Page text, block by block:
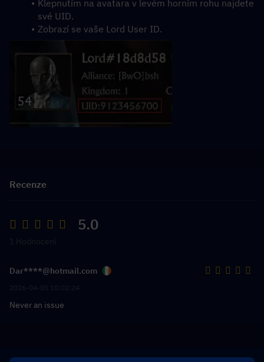
Klepnutím na avatara v levém horním rohu najdete
své UID.
Zobrazí se vaše Lord User ID.
Recenze
5.0
Dar****@hotmail.com
Never an issue